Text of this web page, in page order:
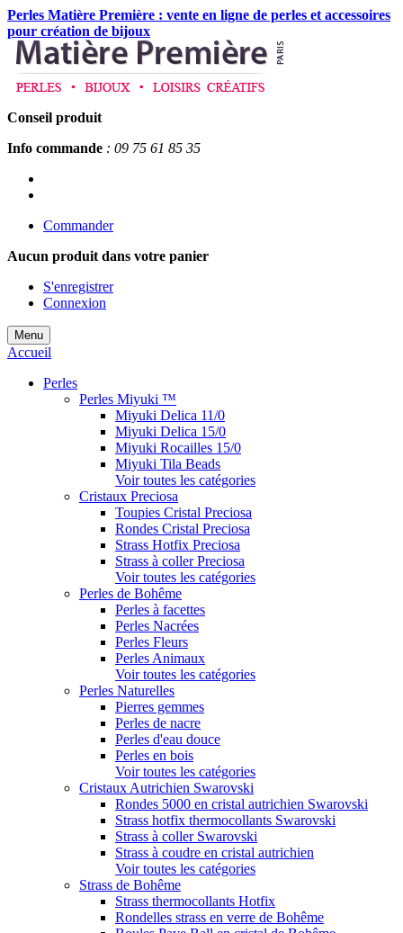
Perles Matière Première : vente en ligne de perles et accessoires
pour création de bijoux
Conseil produit
Info commande : 09 75 61 85 35
Commander
Aucun produit dans votre panier
S'enregistrer
Connexion
Menu
Accueil
Perles
Perles Miyuki ™
Miyuki Delica 11/0
Miyuki Delica 15/0
Miyuki Rocailles 15/0
Miyuki Tila Beads
Voir toutes les catégories
Cristaux Preciosa
Toupies Cristal Preciosa
Rondes Cristal Preciosa
Strass Hotfix Preciosa
Strass à coller Preciosa
Voir toutes les catégories
Perles de Bohême
Perles à facettes
Perles Nacrées
Perles Fleurs
Perles Animaux
Voir toutes les catégories
Perles Naturelles
Pierres gemmes
Perles de nacre
Perles d'eau douce
Perles en bois
Voir toutes les catégories
Cristaux Autrichien Swarovski
Rondes 5000 en cristal autrichien Swarovski
Strass hotfix thermocollants Swarovski
Strass à coller Swarovski
Strass à coudre en cristal autrichien
Voir toutes les catégories
Strass de Bohême
Strass thermocollants Hotfix
Rondelles strass en verre de Bohême